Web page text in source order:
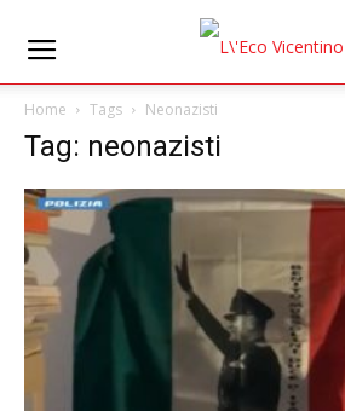
Home Tags Neonazisti
Tag: neonazisti